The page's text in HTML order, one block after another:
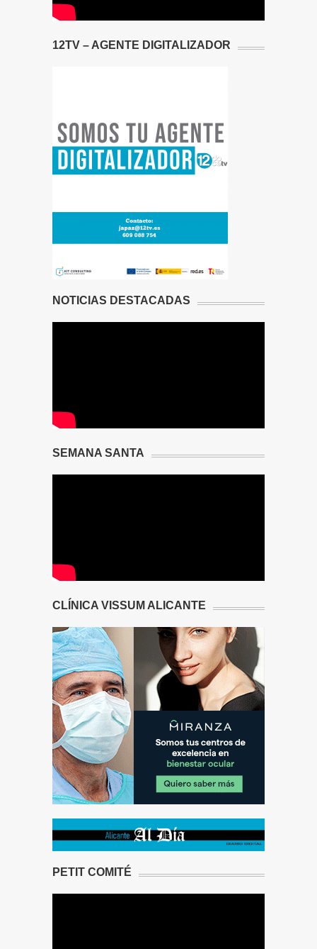
12TV – AGENTE DIGITALIZADOR
NOTICIAS DESTACADAS
SEMANA SANTA
CLÍNICA VISSUM ALICANTE
PETIT COMITÉ